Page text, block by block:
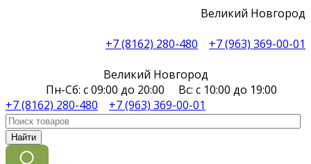
Великий Новгород
+7 (8162) 280-480
+7 (963) 369-00-01
Великий Новгород
Пн-Сб: с 09:00 до 20:00 Вс: с 10:00 до 19:00
+7 (8162) 280-480
+7 (963) 369-00-01
Найти